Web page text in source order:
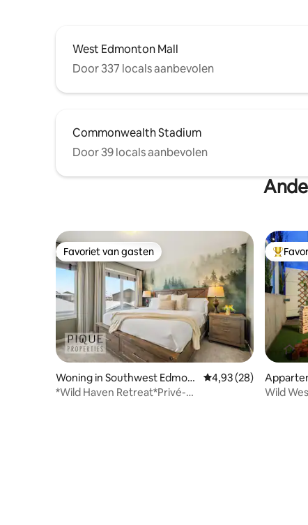
West Edmonton Mall
Door 337 locals aanbevolen
Commonwealth Stadium
Door 39 locals aanbevolen
Favoriet van gasten
Favoriet van gasten
Woning in Southwest Edmont
on
Gemiddelde
4,93 (28)
*Wild Haven Retreat*Privé-
Wild